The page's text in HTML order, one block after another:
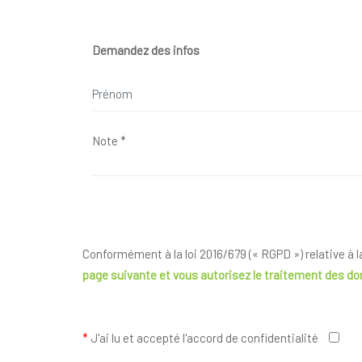
Demandez des infos
Conformément à la loi 2016/679 (« RGPD »)
page suivanteet vous autorisez le traitement des
* J'ai lu et accepté l'accord de confidentialité